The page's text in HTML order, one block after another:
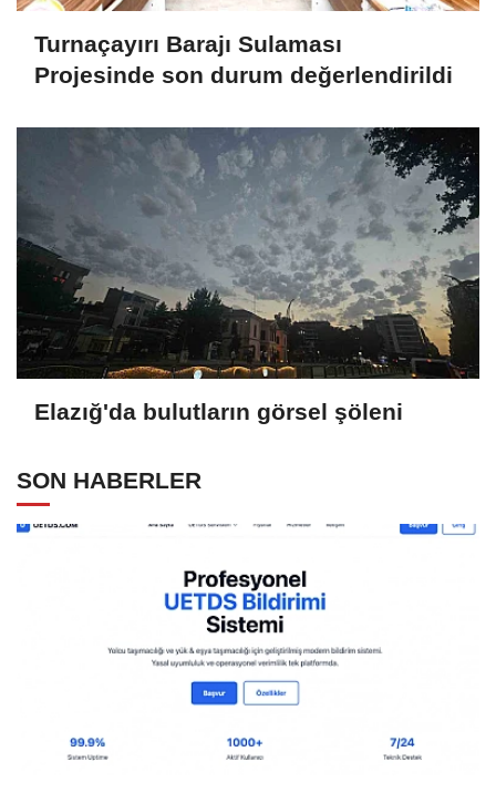
Turnaçayırı Barajı Sulaması
Projesinde son durum değerlendirildi
Elazığ'da bulutların görsel şöleni
SON HABERLER